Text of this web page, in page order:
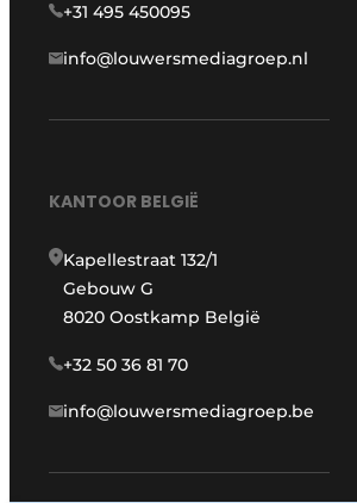
+31 495 450095
info@louwersmediagroep.nl
KANTOOR BELGIË
Kapellestraat 132/1
Gebouw G
8020 Oostkamp België
+32 50 36 81 70
info@louwersmediagroep.be